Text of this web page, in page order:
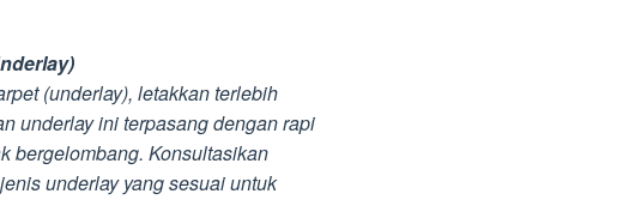
(underlay), letakkan terlebih
underlay ini terpasang dengan rapi
bergelombang. Konsultasikan
underlay yang sesuai untuk